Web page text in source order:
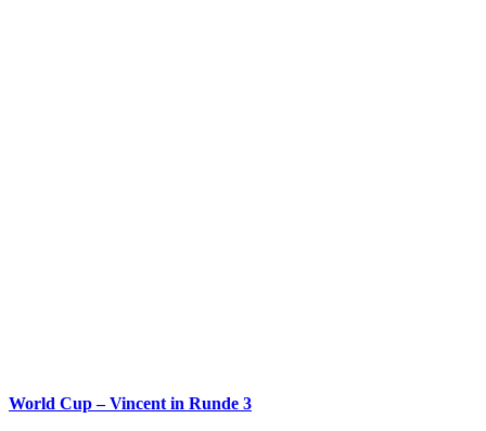
World Cup – Vincent in Runde 3